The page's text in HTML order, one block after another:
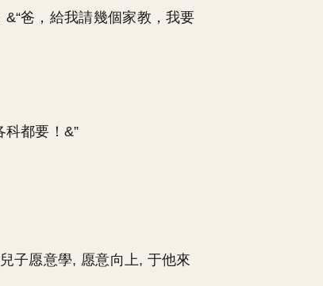
爸，給我請幾個家教，我要
都要！&”
子愿意學, 愿意向上, 于他來